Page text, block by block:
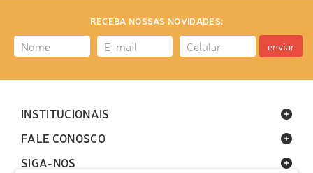
RECEBA NOSSAS NOVIDADES:
enviar
INSTITUCIONAIS
FALE CONOSCO
SIGA-NOS